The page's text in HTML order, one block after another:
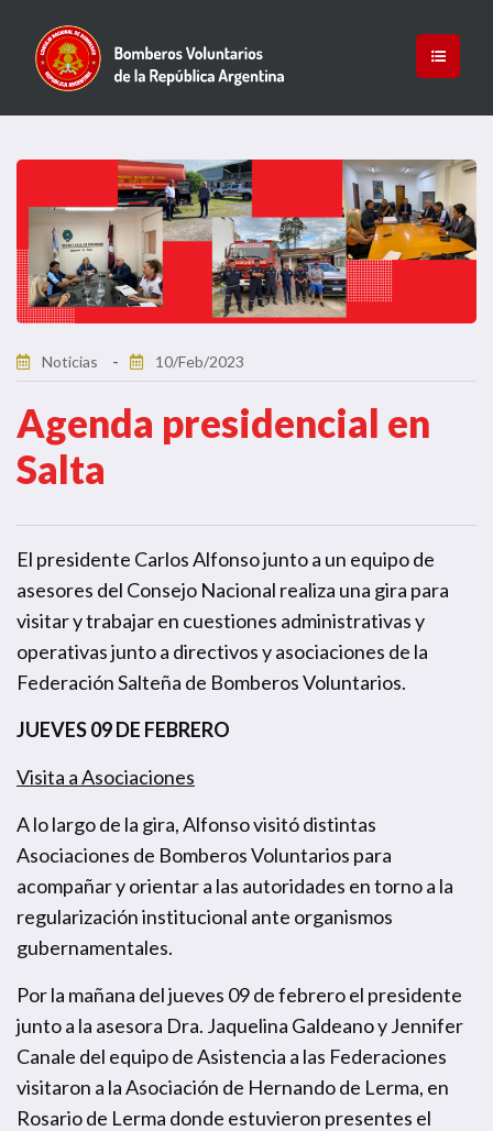
Noticias 10/Feb/2023
Agenda presidencial en
Salta
El presidente Carlos Alfonso junto a un equipo de
asesores del Consejo Nacional realiza una gira para
visitar y trabajar en cuestiones administrativas y
operativas junto a directivos y asociaciones de la
Federación Salteña de Bomberos Voluntarios.
JUEVES 09 DE FEBRERO
Visita a Asociaciones
A lo largo de la gira, Alfonso visitó distintas
Asociaciones de Bomberos Voluntarios para
acompañar y orientar a las autoridades en torno a la
regularización institucional ante organismos
gubernamentales.
Por la mañana del jueves 09 de febrero el presidente
junto a la asesora Dra. Jaquelina Galdeano y Jennifer
Canale del equipo de Asistencia a las Federaciones
visitaron a la Asociación de Hernando de Lerma, en
Rosario de Lerma donde estuvieron presentes el